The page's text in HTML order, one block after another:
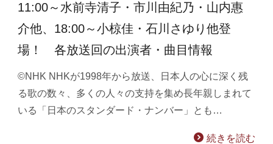
11:00～水前寺清子・市川由紀乃・山内惠
介他、18:00～小椋佳・石川さゆり他登
場！ 各放送回の出演者・曲目情報
©NHK NHKが1998年から放送、日本人の心に深く残
る歌の数々、多くの人々の支持を集め長年親しまれて
いる「日本のスタンダード・ナンバー」とも…
続きを読む